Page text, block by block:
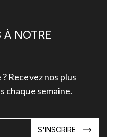
NOTRE
Recevez nos plus
chaque semaine.
S'INSCRIRE